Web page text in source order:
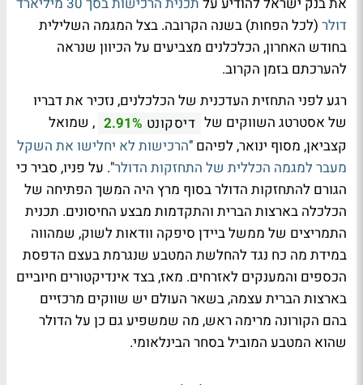
דולר (לכל הפחות) בשנה הקרובה. בצל המגמה השלילית
בחודש האחרון, הכלכלנים מצביעים על הכיוון שנראה
להערכתם בזמן הקרוב.
רגע לפני התחזית העדכנית של הכלכלנים, נזכיר את דבריו
של אסטרטג השווקים של דיסקונט 2.91% , שמואל
קצביאן, מסוף ינואר, לפיהם "הרכישות לא יחלישו את השקל
מעבר למגמה הכללית של התחזקות הדולר". על פניו, סביר כי
הגורם להתחזקות הדולר בסוף מרץ היה המשך הפתיחה של
הכלכלה בארצות הברית והתקדמות מבצע החיסונים. תכנית
התמריצים של ממשל ביידן סיפקה וודאות לשוק, שמהווה
במידת מה כח נגד להחלשת המטבע שנגרמת בעצם הדפסת
הכספים והמענקים לאזרחים. מאז, בצד אינדיקטורים חיוביים
בארצות הברית עצמה, בשאר העולם יש שווקים מרכזיים
בהם הקורונה מרימה ראש, מה שמשפיע גם כן על הדולר
שהוא המטבע המוביל בסחר הבינלאומי.